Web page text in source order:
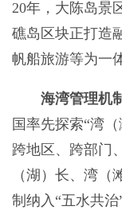
20年，大陈岛景
礁岛区块正打造
帆船旅游等为一
海湾管理机
国率先探索“湾
跨地区、跨部门
（湖）长、湾
制纳入“五水共